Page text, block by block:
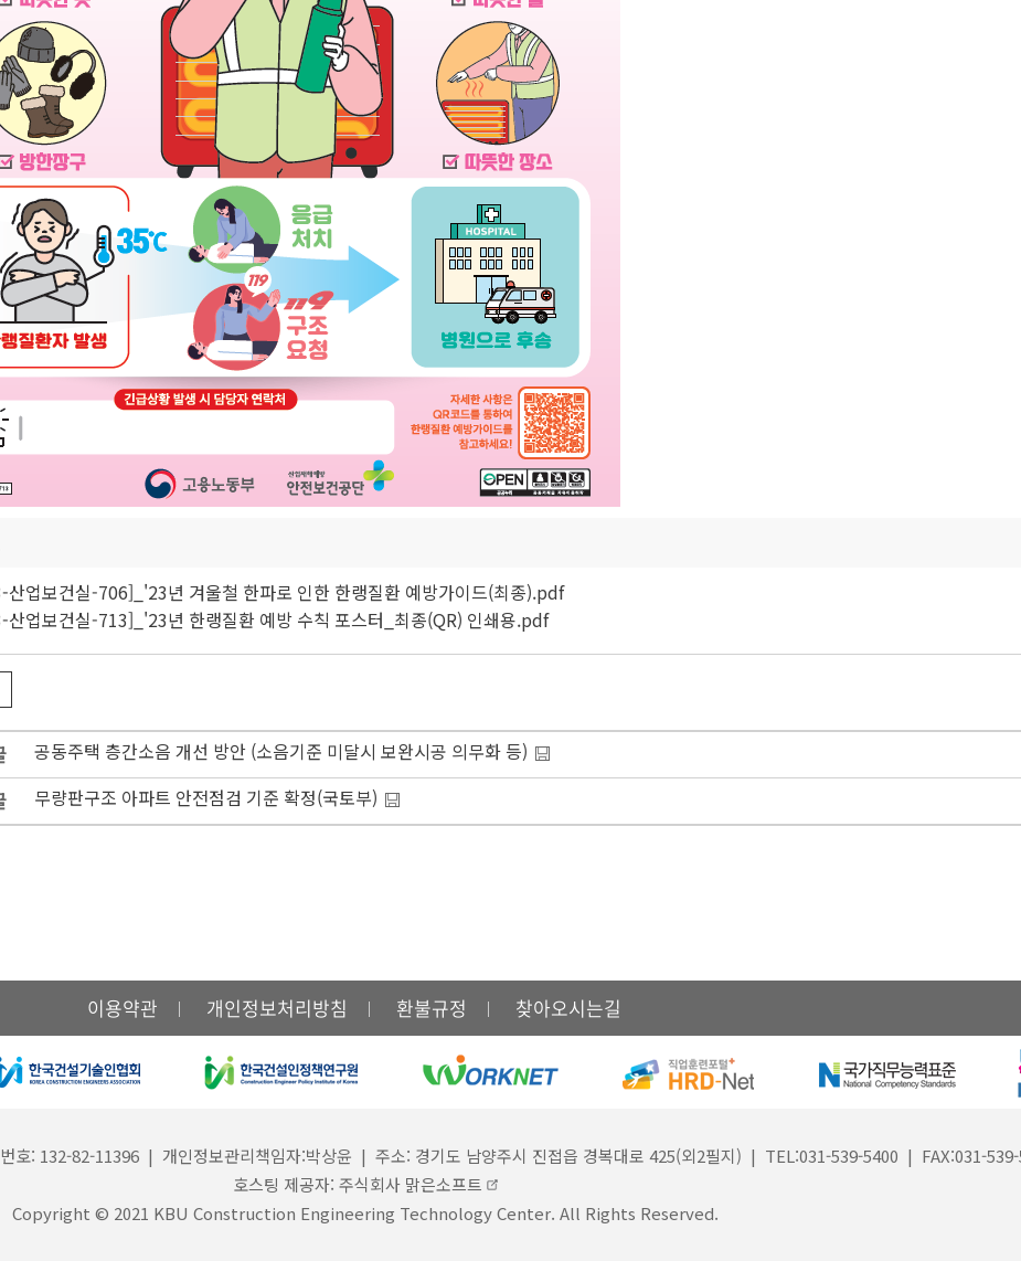
산업보건실-706]_'23년 겨울철 한파로 인한 한랭질환 예방가이드(최종).pdf
산업보건실-713]_'23년 한랭질환 예방 수칙 포스터_최종(QR) 인쇄용.pdf
공동주택 층간소음 개선 방안 (소음기준 미달시 보완시공 의무화 등)
무량판구조 아파트 안전점검 기준 확정(국토부)
이용약관 개인정보처리방침 환불규정 찾아오시는길
호: 132-82-11396 | 개인정보관리책임자:박상윤 | 주소: 경기도 남양주시 진접읍 경복대로 425(외2필지) | TEL:031-539-5400 | FAX:031-
호스팅 제공자: 주식회사 맑은소프트
Copyright © 2021 KBU Construction Engineering Technology Center. All Rights Reserved.